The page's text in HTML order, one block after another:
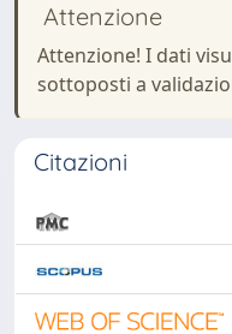
Attenzione
Attenzione! I dati
sottoposti a
Citazioni